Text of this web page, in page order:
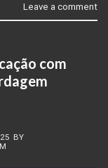
Leave a comment
com
BY